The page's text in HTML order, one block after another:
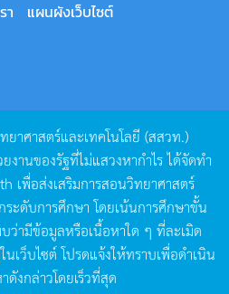
า
แผนผังเว็บไซต์
าศาสตร์และเทคโนโลยี (สสวท.)
งานของรัฐที่ไม่แสวงหากำไรได้จัดทำ
เพื่อส่งเสริมการสอนวิทยาศาสตร์
ะดับการศึกษา โดยเน้นการศึกษาขั้น
ว่ามีข้อมูลหรือเนื้อหาใด ๆ ที่ละเมิด
เว็บไซต์โปรดแจ้งให้ทราบเพื่อดำเนิน
งกล่าวโดยเร็วที่สุด